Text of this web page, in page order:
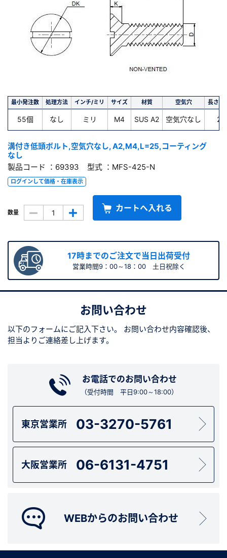
最小発注数 処理方法 インチ/ミリ サイズ 材質 空気穴 長さ
55個 なし ミリ M4 SUS A2 空気穴なし 25
溝付き低頭ボルト,空気穴なし, A2,M4,L=25,コーティング
なし
製品コード ：69393 型式 ：MFS-425-N
ログインして価格・在庫表示
数量 カートへ入れる
17時までのご注文で当日出荷受付
営業時間9：00～18：00 土日祝除く
お問い合わせ
以下のフォームにご記入下さい。
お問い合わせ内容確認後、
担当よりご連絡差し上げます。
お電話でのお問い合わせ
（受付時間 平日9:00～18:00）
東京営業所 03-3270-5761
大阪営業所 06-6131-4751
WEBからのお問い合わせ